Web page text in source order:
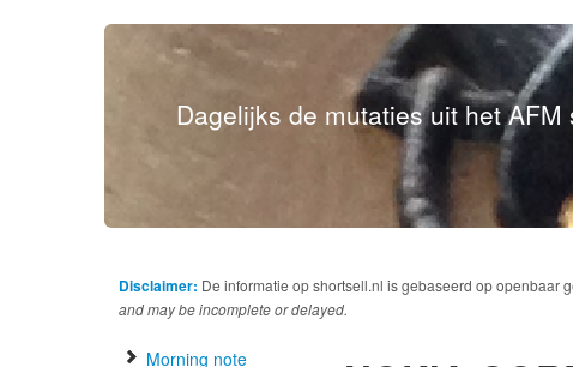
Dagelijks de mutaties uit het
Disclaimer: De informatie op shortsell.nl is gebaseerd op openbaar
and may be incomplete or delayed.
Morning note